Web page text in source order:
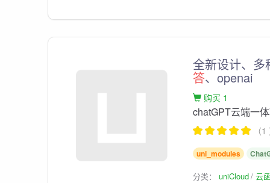
全新设计、多
答、openai
购买 1
chatGPT云端一
（
uni_modules
分类：uniCloud 云